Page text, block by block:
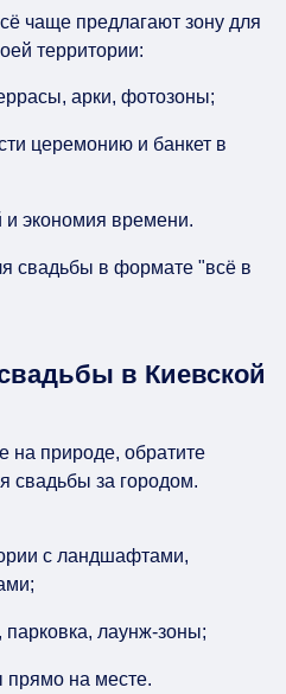
чаще предлагают зону для
территории:
арки, фотозоны;
церемонию и банкет в
и экономия времени.
свадьбы в формате "всё в
в Киевской
на природе, обратите
свадьбы за городом.
с ландшафтами,
лаунж-зоны;
прямо на месте.